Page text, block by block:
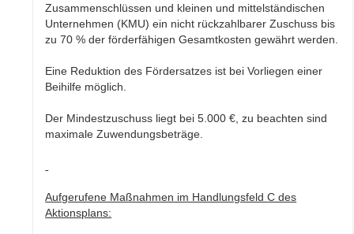
Zusammenschlüssen und kleinen und mittelständischen
Unternehmen (KMU) ein nicht rückzahlbarer Zuschuss bis
zu 70 % der förderfähigen Gesamtkosten gewährt werden.
Eine Reduktion des Fördersatzes ist bei Vorliegen einer
Beihilfe möglich.
Der Mindestzuschuss liegt bei 5.000 €, zu beachten sind
maximale Zuwendungsbeträge.
Aufgerufene Maßnahmen im HandlungsfeldC des
Aktionsplans: